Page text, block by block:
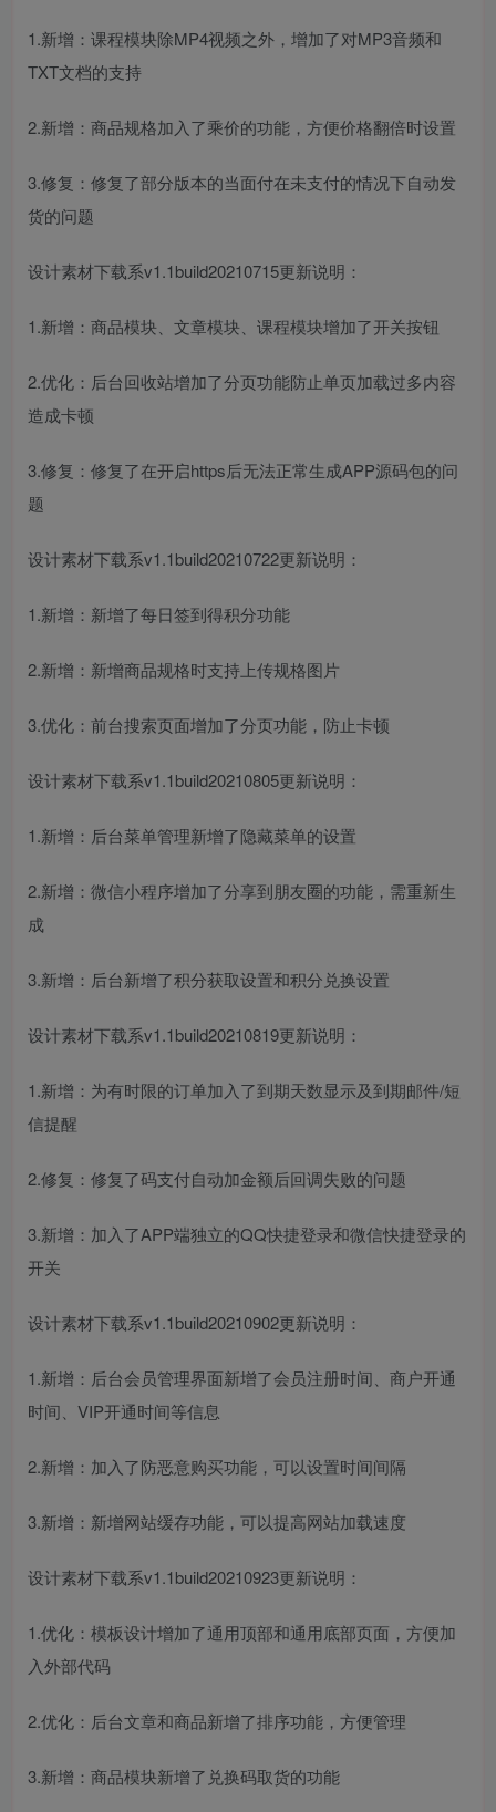
1.新增：课程模块除MP4视频之外，增加了对MP3音频和
TXT文档的支持
2.新增：商品规格加入了乘价的功能，方便价格翻倍时设置
3.修复：修复了部分版本的当面付在未支付的情况下自动发
货的问题
设计素材下载系v1.1build20210715更新说明：
1.新增：商品模块、文章模块、课程模块增加了开关按钮
2.优化：后台回收站增加了分页功能防止单页加载过多内容
造成卡顿
3.修复：修复了在开启https后无法正常生成APP源码包的问
题
设计素材下载系v1.1build20210722更新说明：
1.新增：新增了每日签到得积分功能
2.新增：新增商品规格时支持上传规格图片
3.优化：前台搜索页面增加了分页功能，防止卡顿
设计素材下载系v1.1build20210805更新说明：
1.新增：后台菜单管理新增了隐藏菜单的设置
2.新增：微信小程序增加了分享到朋友圈的功能，需重新生
成
3.新增：后台新增了积分获取设置和积分兑换设置
设计素材下载系v1.1build20210819更新说明：
1.新增：为有时限的订单加入了到期天数显示及到期邮件/短
信提醒
2.修复：修复了码支付自动加金额后回调失败的问题
3.新增：加入了APP端独立的QQ快捷登录和微信快捷登录的
开关
设计素材下载系v1.1build20210902更新说明：
1.新增：后台会员管理界面新增了会员注册时间、商户开通
时间、VIP开通时间等信息
2.新增：加入了防恶意购买功能，可以设置时间间隔
3.新增：新增网站缓存功能，可以提高网站加载速度
设计素材下载系v1.1build20210923更新说明：
1.优化：模板设计增加了通用顶部和通用底部页面，方便加
入外部代码
2.优化：后台文章和商品新增了排序功能，方便管理
3.新增：商品模块新增了兑换码取货的功能